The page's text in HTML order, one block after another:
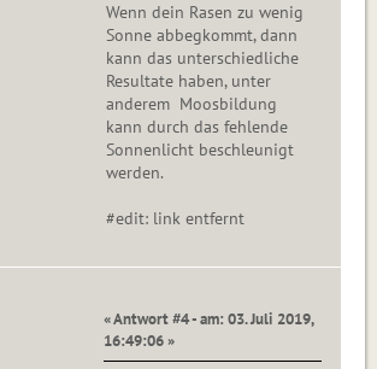
Wenn dein Rasen zu wenig
Sonne abbegkommt, dann
kann das unterschiedliche
Resultate haben, unter
anderem Moosbildung
kann durch das fehlende
Sonnenlicht beschleunigt
werden.
#edit: link entfernt
« Antwort #4 - am: 03. Juli 2019,
16:49:06 »